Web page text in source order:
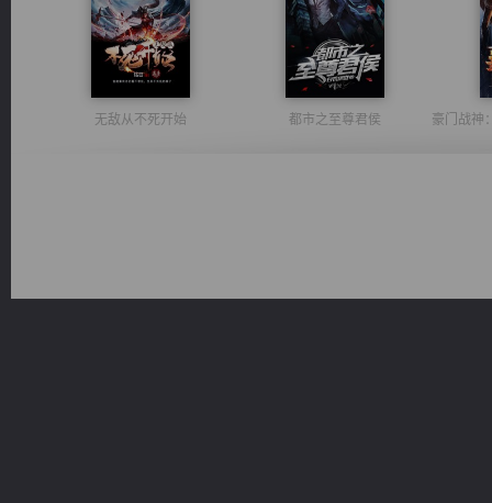
无敌从不死开始 都市之至尊君侯